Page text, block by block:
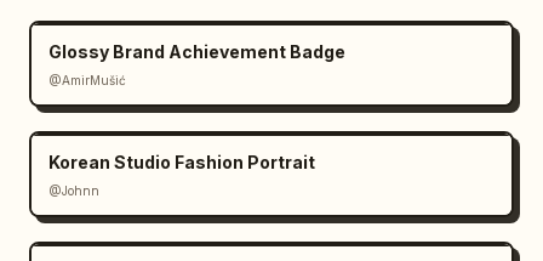
Glossy Brand Achievement Badge
@AmirMušić
Korean Studio Fashion Portrait
@Johnn